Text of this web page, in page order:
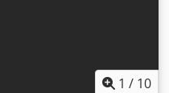
1 / 10